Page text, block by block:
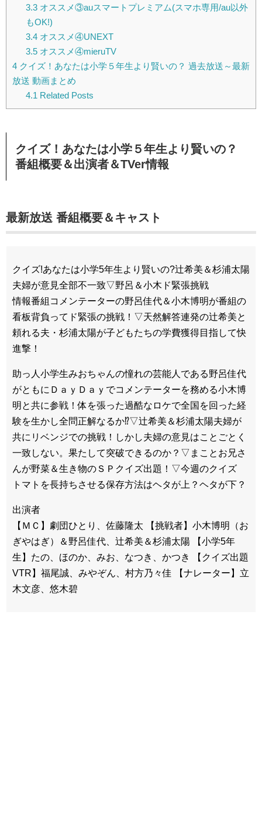
3.3オススメ③auスマートプレミアム(スマホ専用/au以外
もOK!)
3.4オススメ④UNEXT
3.5オススメ④mieruTV
4 クイズ！あなたは小学５年生より賢いの？ 過去放送～最新
放送 動画まとめ
4.1 Related Posts
クイズ！あなたは小学５年生より賢いの？
番組概要＆出演者＆TVer情報
最新放送 番組概要＆キャスト
クイズ!あなたは小学5年生より賢いの?辻希美＆杉浦太陽
夫婦が意見全部不一致▽野呂＆小木ド緊張挑戦
情報番組コメンテーターの野呂佳代＆小木博明が番組の
看板背負ってド緊張の挑戦！▽天然解答連発の辻希美と
頼れる夫・杉浦太陽が子どもたちの学費獲得目指して快
進撃！
助っ人小学生みおちゃんの憧れの芸能人である野呂佳代
がともにＤａｙＤａｙでコメンテーターを務める小木博
明と共に参戦！体を張った過酷なロケで全国を回った経
験を生かし全問正解なるか⁉▽辻希美＆杉浦太陽夫婦が
共にリベンジでの挑戦！しかし夫婦の意見はことごとく
一致しない。果たして突破できるのか？▽まことお兄さ
んが野菜＆生き物のＳＰクイズ出題！▽今週のクイズ
トマトを長持ちさせる保存方法はヘタが上？ヘタが下？
出演者
【ＭＣ】劇団ひとり、佐藤隆太 【挑戦者】小木博明（お
ぎやはぎ）＆野呂佳代、辻希美＆杉浦太陽 【小学5年
生】たの、ほのか、みお、なつき、かつき 【クイズ出題
VTR】福尾誠、みやぞん、村方乃々佳 【ナレーター】立
木文彦、悠木碧